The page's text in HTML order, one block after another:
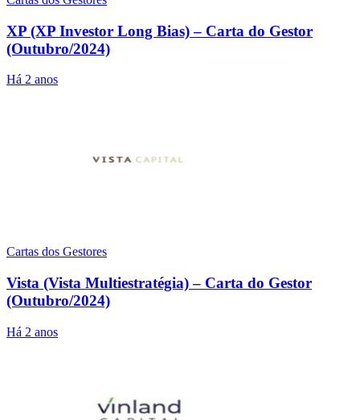
XP (XP Investor Long Bias) – Carta do Gestor
(Outubro/2024)
Há 2 anos
Cartas dos Gestores
Vista (Vista Multiestratégia) – Carta do Gestor
(Outubro/2024)
Há 2 anos